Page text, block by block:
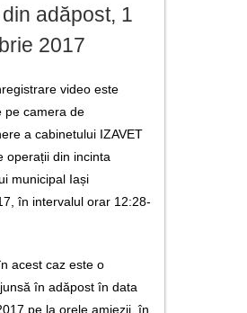
adăpost, 1
2017
video este
pe camera de
a cabinetului IZAVET
operații din incinta
municipal Iași
în intervalul orar 12:28-
acest caz este o
în adăpost în data
pe la orele amiezii, în